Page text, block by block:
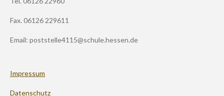
r
m
Fax. 06126 229611
Email: poststelle4115@schule.hessen.de
Impressum
Datenschutz